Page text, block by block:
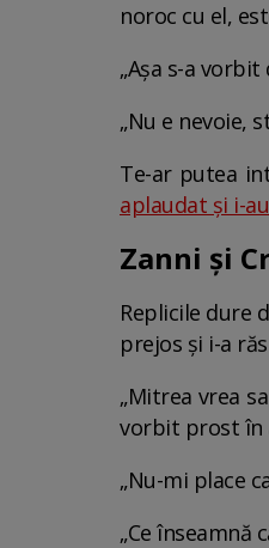
noroc cu el,
„Așa s-a vorbit
„Nu e nevoie,
Te-ar putea
aplaudat și i-
Zanni și
Replicile dure
prejos și i-a
„Mitrea vrea
vorbit prost în
„Nu-mi place
„Ce înseamnă